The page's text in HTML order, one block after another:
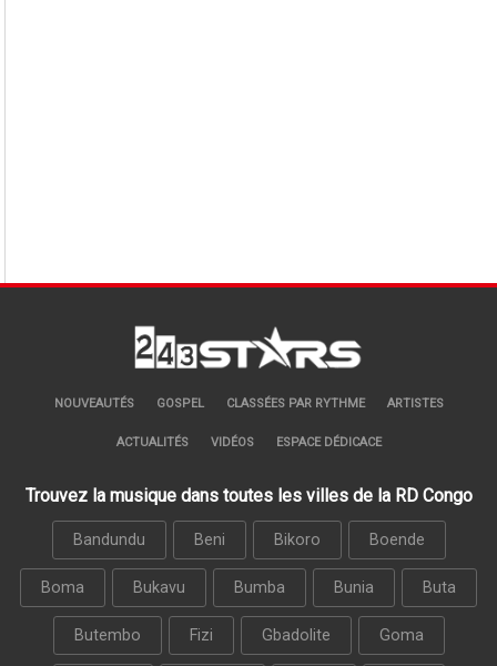
NOUVEAUTÉS GOSPEL CLASSÉES PAR RYTHME ARTISTES
ACTUALITÉS VIDÉOS ESPACE DÉDICACE
Trouvez la musique dans toutes les villes de la RD Congo
Bandundu Beni Bikoro Boende
Boma Bukavu Bumba Bunia Buta
Butembo Fizi Gbadolite Goma